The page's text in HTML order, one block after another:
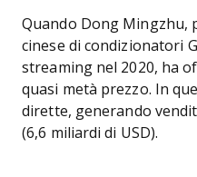
Quando Dong Mingzhu,
cinese di condizionatori
streaming nel 2020, ha
quasi metà prezzo. In
dirette, generando
(6,6 miliardi di USD).